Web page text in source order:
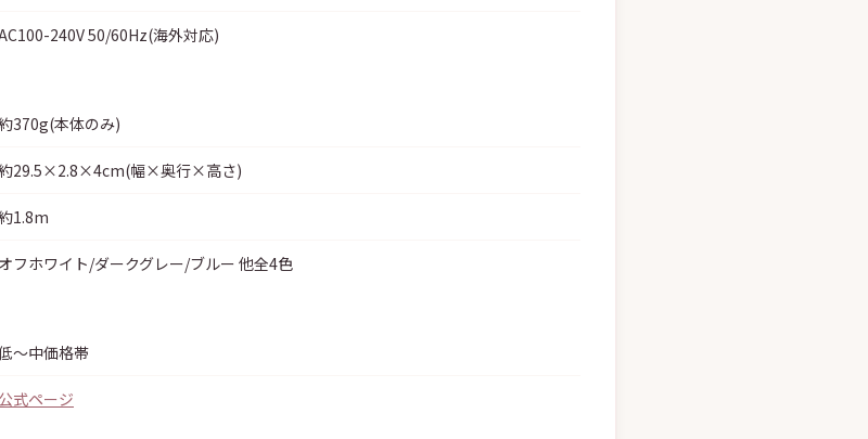
240V 50/60Hz(海外対応)
370g(本体のみ)
29.5×2.8×4cm(幅×奥行×高さ)
1.8m
オフホワイト/ダークグレー/ブルー 他全4色
〜中価格帯
公式ページ